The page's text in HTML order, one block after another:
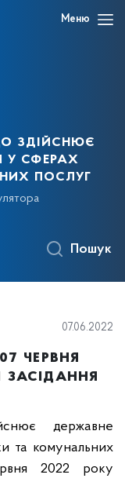
Меню
здійснює
у сферах
послуг
Пошук
07.06.2022
червня
державне
та комунальних
2022 року